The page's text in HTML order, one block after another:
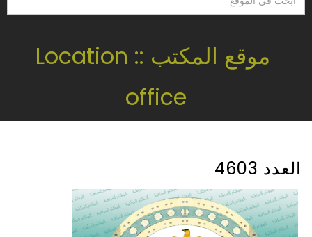
في
موقع المكتب :: Location
office
العدد 4603